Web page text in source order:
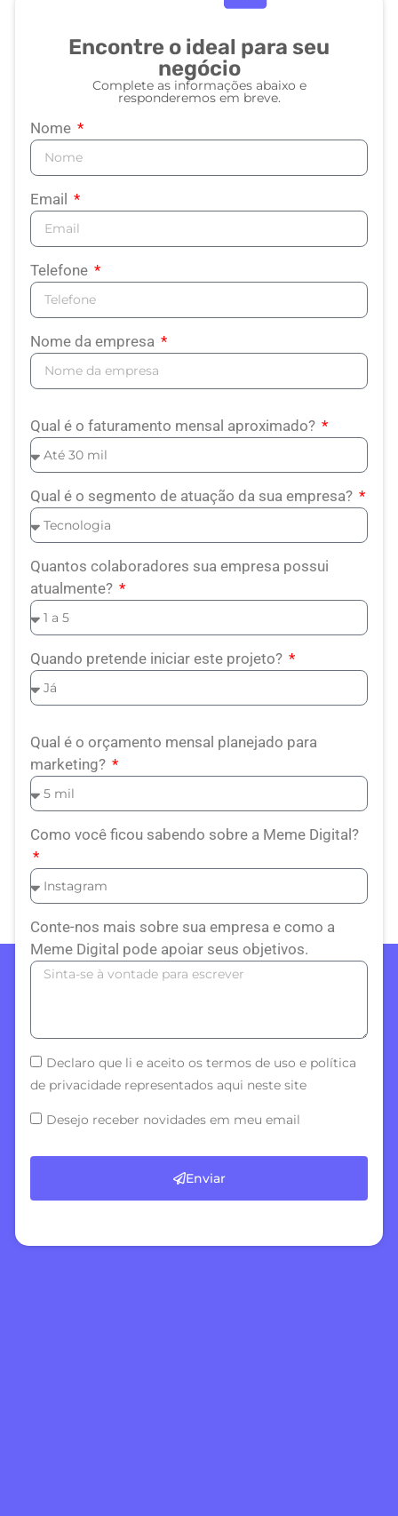
Encontre o ideal para seu
negócio
Complete as informações abaixo e
responderemos em breve.
Nome
Email
Telefone
Nome da empresa
Qual é o faturamento mensal aproximado?
Qual é o segmento de atuação da sua empresa?
Quantos colaboradores sua empresa possui
atualmente?
Quando pretende iniciar este projeto?
Qual é o orçamento mensal planejado para
marketing?
Como você ficou sabendo sobre a Meme Digital?
Conte-nos mais sobre sua empresa e como a
Meme Digital pode apoiar seus objetivos.
Declaro que li e aceito os termos de uso e política
de privacidade representados aqui neste site
Desejo receber novidades em meu email
Enviar